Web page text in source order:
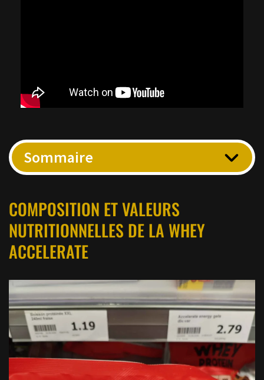
Sommaire
COMPOSITION ET VALEURS
NUTRITIONNELLES DE LA WHEY
ACCELERATE